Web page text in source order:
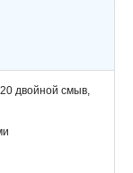
двойной смыв,